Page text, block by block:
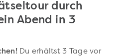
durch
Abend in 3
Du erhältst 3 Tage vor